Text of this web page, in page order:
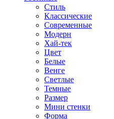
Стиль
Классические
Современные
Модерн
Хай-тек
Цвет
Белые
Венге
Светлые
Темные
Размер
Мини стенки
Форма